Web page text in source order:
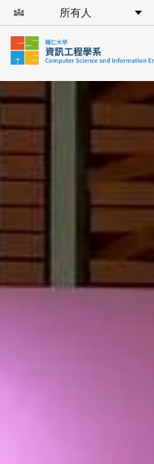
diversity_3 所有人